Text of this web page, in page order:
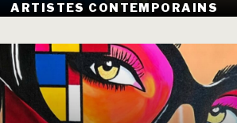
ARTISTES CONTEMPORAINS